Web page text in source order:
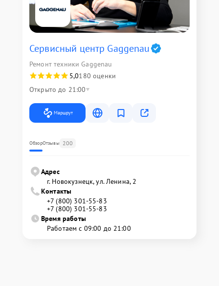
Сервисный центр Gaggenau
Ремонт техники Gaggenau
5,0180 оценки
Открыто до 21:00
Маршрут
ОбзорОтзывы 200
Адрес
г. Новокузнецк, ул. Ленина, 2
Контакты
+7 (800) 301-55-83
+7 (800) 301-55-83
Время работы
Работаем с 09:00 до 21:00